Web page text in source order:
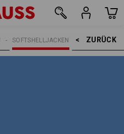
ZURÜCK    >
SOFTSHELLJACKEN